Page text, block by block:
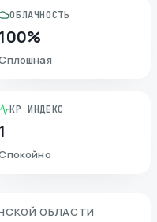
ОБЛАЧНОСТЬ
100%
KP ИНДЕКС
1
ОБЛАСТИ